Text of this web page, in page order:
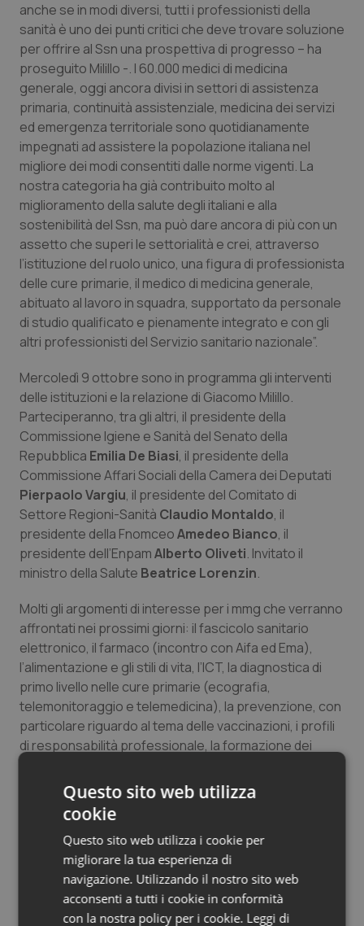
Sardegna
Sicilia
Toscana
Umbria
Valle D’Aosta
Veneto
Malattia di Crohn & Rettocolite Ulcerosa
Neuroscienze & patologie neurodegenerative
Obesità
Oftalmologia
Oncodermatologia
Oncoematologia
Oncologia & Nutrizione
Psoriasi & pelle
Quotidiano Cardiologia
Quotidiano Chirurgia
Quotidiano Oncologia
Quotidiano Pediatria
Rene & patologie urogenitali
Salute orale & impianti
Sangue & coagulazione
Tiroide
Tumore al seno
Tumore ovarico
Tumori del Polmone & Testa Collo
Tumori gastrointestinali
Ulcera & Reflusso
Vaccini
anche se in modi diversi, tutti i professionisti della
sanità è uno dei punti critici che deve trovare soluzione
per offrire al Ssn una prospettiva di progresso – ha
proseguito Milillo -. I 60.000 medici di medicina
generale, oggi ancora divisi in settori di assistenza
primaria, continuità assistenziale, medicina dei servizi
ed emergenza territoriale sono quotidianamente
impegnati ad assistere la popolazione italiana nel
migliore dei modi consentiti dalle norme vigenti. La
nostra categoria ha già contribuito molto al
miglioramento della salute degli italiani e alla
sostenibilità del Ssn, ma può dare ancora di più con un
assetto che superi le settorialità e crei, attraverso
l’istituzione del ruolo unico, una figura di professionista
delle cure primarie, il medico di medicina generale,
abituato al lavoro in squadra, supportato da personale
di studio qualificato e pienamente integrato e con gli
altri professionisti del Servizio sanitario nazionale”.
Mercoledì 9 ottobre sono in programma gli interventi
delle istituzioni e la relazione di Giacomo Milillo.
Parteciperanno, tra gli altri, il presidente della
Commissione Igiene e Sanità del Senato della
Repubblica Emilia De Biasi, il presidente della
Commissione Affari Sociali della Camera dei Deputati
Pierpaolo Vargiu, il presidente del Comitato di
Settore Regioni-Sanità Claudio Montaldo, il
presidente della FnomceoAmedeo Bianco, il
presidente dell’EnpamAlberto Oliveti. Invitato il
ministro della Salute Beatrice Lorenzin.
Molti gli argomenti di interesse per i mmg che verranno
affrontati nei prossimi giorni: il fascicolo sanitario
elettronico, il farmaco (incontro con Aifa ed Ema),
l’alimentazione e gli stili di vita, l’ICT, la diagnostica di
primo livello nelle cure primarie (ecografia,
telemonitoraggio e telemedicina), la prevenzione, con
particolare riguardo al tema delle vaccinazioni, i profili
di responsabilità professionale, la formazione dei
Saranno numerosi inoltre appuntamenti e workshop
dedicati alle tematiche peculiari della medicina
generale (rapporto medico paziente e sessualità di
coppia, percorsi diagnostico terapeutici, esperienze
del territorio)
Questo sito web utilizza
cookie
Questo sito web utilizza i cookie per
migliorare la tua esperienza di
navigazione. Utilizzando il nostro sito web
acconsenti a tutti i cookie in conformità
con la nostra policy per i cookie. Leggi di